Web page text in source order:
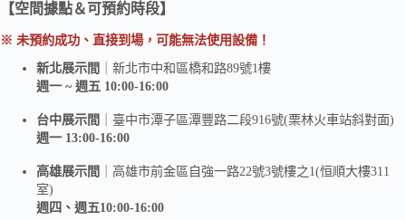
【空間據點＆可預約時段】
※ 未預約成功、直接到場，可能無法使用設備 ！
新北展示間
｜新北市中和區橋和路89號1樓
週一 ~ 週五 10:00-16:00
台中展示間
｜臺中市潭子區潭豐路二段916號(栗林火車站斜對面)
週一 13:00-16:00
高雄展示間
｜高雄市前金區自強一路22號3號樓之1(恒順大樓311
室)
週四、週五10:00-16:00